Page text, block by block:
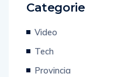
Categorie
Video
Tech
Provincia